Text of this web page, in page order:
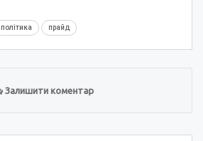
політика прайд
Залишити коментар